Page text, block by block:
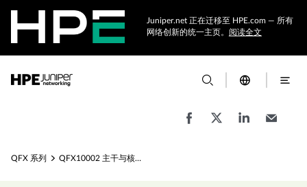
Juniper.net 正在迁移至 HPE.com — 所有
网络创新的统一主页。 阅读全文
QFX 系列 QFX10002 主干与核心交换机